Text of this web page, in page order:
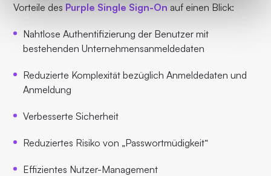
Vorteile des Purple Single Sign-On auf einen Blick:
Nahtlose Authentifizierung der Benutzer mit
bestehenden Unternehmensanmeldedaten
Reduzierte Komplexität bezüglich Anmeldedaten und
Anmeldung
Verbesserte Sicherheit
Reduziertes Risiko von „Passwortmüdigkeit“
Effizientes Nutzer-Management